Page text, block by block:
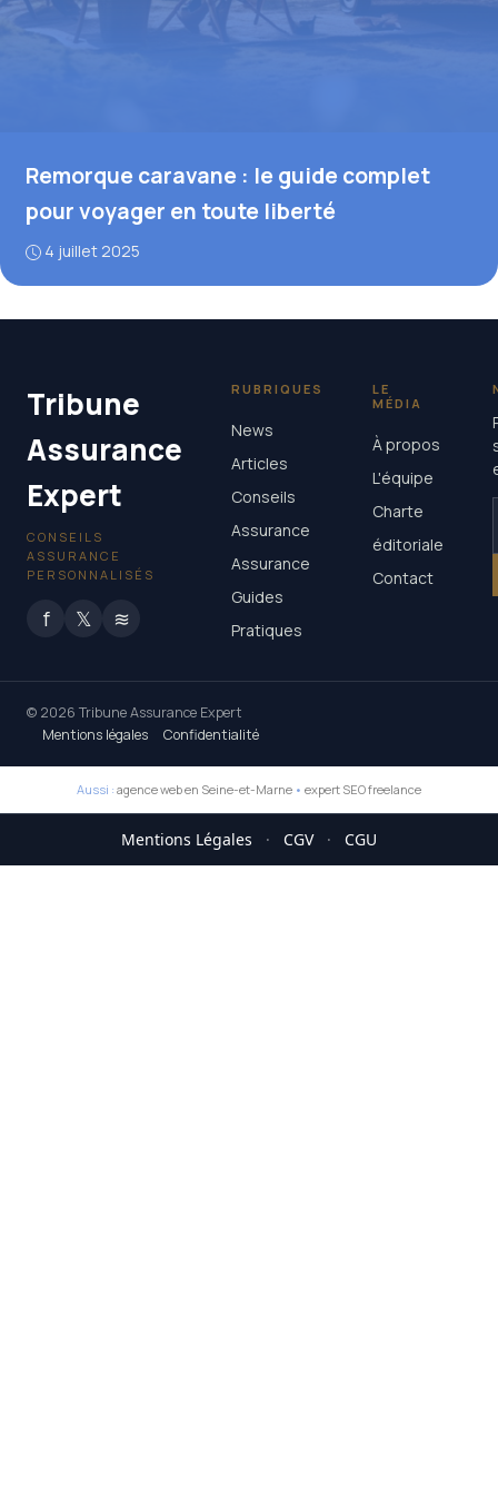
Remorque caravane : le guide complet
pour voyager en toute liberté
4 juillet 2025
Tribune
Assurance
Expert
CONSEILS
ASSURANCE
PERSONNALISÉS
f 𝕏 ≋
RUBRIQUES
News
Articles
Conseils
Assurance
Assurance
Guides
Pratiques
LE
MÉDIA
À propos
L'équipe
Charte
éditoriale
Contact
© 2026 Tribune Assurance Expert
Mentions légales
Confidentialité
Aussi : agence web en Seine-et-Marne • expert SEO freelance
Mentions Légales · CGV · CGU